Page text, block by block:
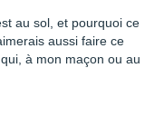
au sol, et pourquoi ce
aussi faire ce
à mon maçon ou au